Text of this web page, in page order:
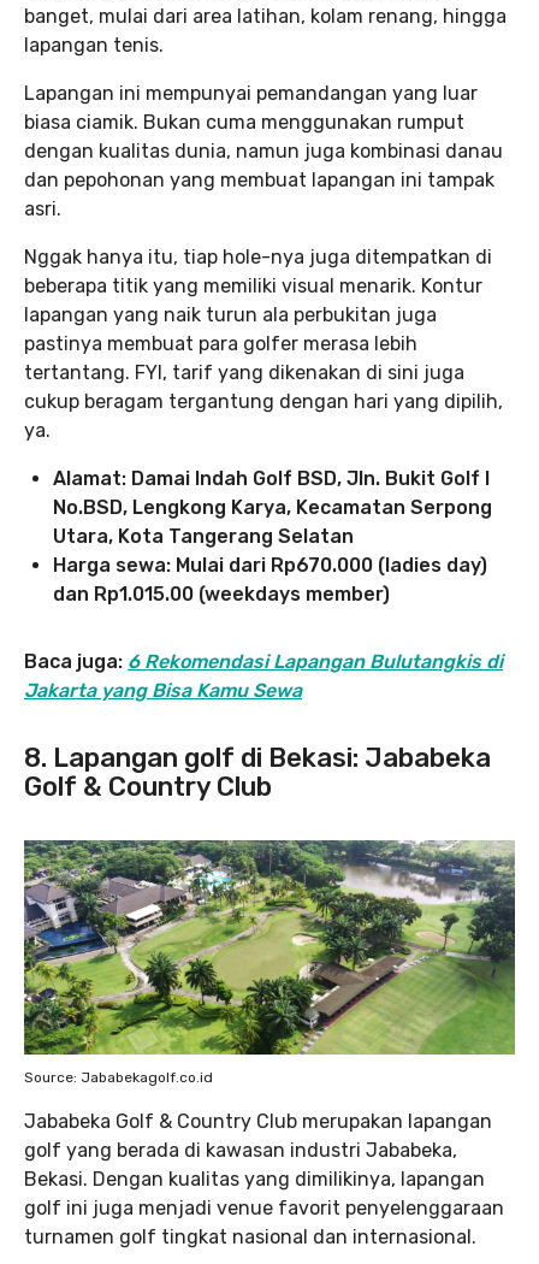
banget, mulai dari area latihan, kolam renang, hingga
lapangan tenis.
Lapangan ini mempunyai pemandangan yang luar
biasa ciamik. Bukan cuma menggunakan rumput
dengan kualitas dunia, namun juga kombinasi danau
dan pepohonan yang membuat lapangan ini tampak
asri.
Nggak hanya itu, tiap hole-nya juga ditempatkan di
beberapa titik yang memiliki visual menarik. Kontur
lapangan yang naik turun ala perbukitan juga
pastinya membuat para golfer merasa lebih
tertantang. FYI, tarif yang dikenakan di sini juga
cukup beragam tergantung dengan hari yang dipilih,
ya.
Alamat: Damai Indah Golf BSD, Jln. Bukit Golf I
No.BSD, Lengkong Karya, Kecamatan Serpong
Utara, Kota Tangerang Selatan
Harga sewa: Mulai dari Rp670.000 (ladies day)
dan Rp1.015.00 (weekdays member)
Baca juga: 6 Rekomendasi Lapangan Bulutangkis di
Jakarta yang Bisa Kamu Sewa
8. Lapangan golf di Bekasi: Jababeka
Golf & Country Club
Source: Jababekagolf.co.id
Jababeka Golf & Country Club merupakan lapangan
golf yang berada di kawasan industri Jababeka,
Bekasi. Dengan kualitas yang dimilikinya, lapangan
golf ini juga menjadi venue favorit penyelenggaraan
turnamen golf tingkat nasional dan internasional.